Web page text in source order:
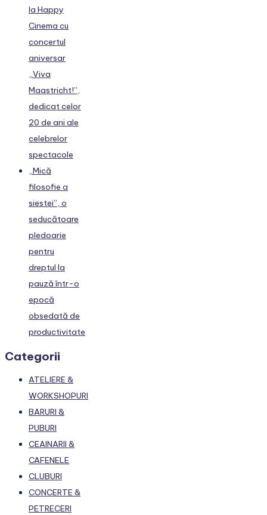
la Happy
Cinema cu
concertul
aniversar
„Viva
Maastricht!”,
dedicat celor
20 de ani ale
celebrelor
spectacole
„Mică
filosofie a
siestei”, o
seducătoare
pledoarie
pentru
dreptul la
pauză într-o
epocă
obsedată de
productivitate
Categorii
ATELIERE &
WORKSHOPURI
BARURI &
PUBURI
CEAINARII &
CAFENELE
CLUBURI
CONCERTE &
PETRECERI